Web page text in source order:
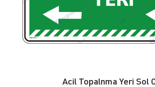
Acil Topalnma Yeri Sol